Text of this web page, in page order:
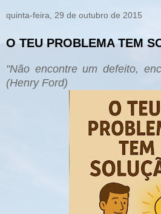
quinta-feira, 29 de outubro de 2015
O TEU PROBLEMA TEM
"Não encontre um defeito,
(Henry Ford)